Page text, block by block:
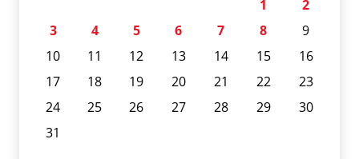
1
2
3
4 5 6 7 8
9
10
11 12 13 14 15
16
17
18 19 20 21 22
23
24
25 26 27 28 29
30
31